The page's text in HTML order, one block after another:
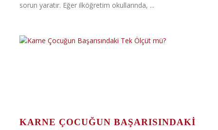
sorun yaratır. Eğer ilköğretim okullarında, ...
KARNE ÇOCUĞUN BAŞARISINDAKI